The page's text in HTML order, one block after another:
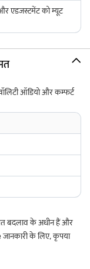
एडजस्टमेंट को म्यूट
ऑडियो और कम्फर्ट
बदलाव के अधीन हैं और
के लिए, कृपया